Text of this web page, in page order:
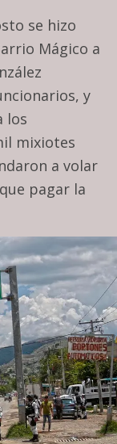
se hizo
Mágico a
y
los
mixiotes
a volar
pagar la